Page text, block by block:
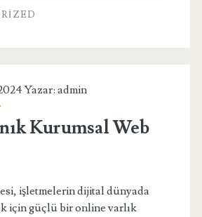
Web
Yazar: admin
Kurumsal Web
işletmelerin dijital dünyada
için güçlü bir online varlık